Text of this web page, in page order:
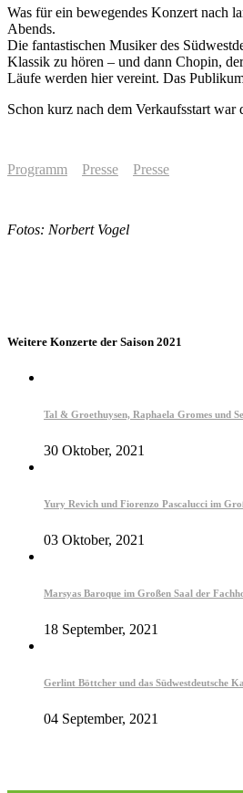
Was für ein bewegendes Konzert nach
Abends.
Die fantastischen Musiker des
Klassik zu hören – und dann Chopin,
Läufe werden hier vereint. Das
Schon kurz nach dem Verkaufsstart
Programm Presse Presse
Fotos: Norbert Vogel
Weitere Konzerte der Saison 2021
Tal & Groethuysen, Raphaela Gromes und
30 Oktober, 2021
Yury Revich und Fiorenzo Pascalucci im
03 Oktober, 2021
Marsyas Baroque im Großen Saal der
18 September, 2021
Gerlint Böttcher und das Südwestdeutsche
04 September, 2021